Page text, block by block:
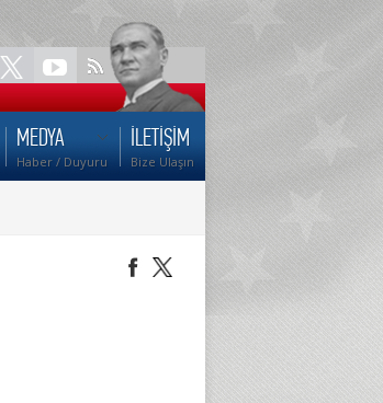
MEDYA
Haber / Duyuru
İLETİŞİM
Bize Ulaşın